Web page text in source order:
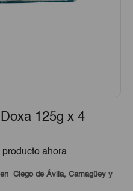
125g x 4
ahora
Ciego de Ávila, Camagüey y